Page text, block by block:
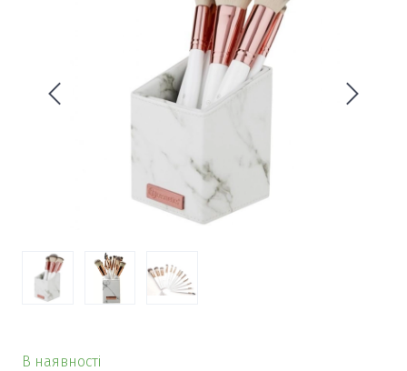
В наявності